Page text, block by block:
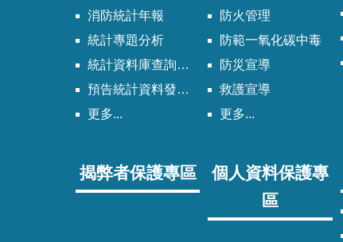
消防統計年報
統計專題分析
統計資料庫查詢系統
預告統計資料發布時間表
更多...
防火管理
防範一氧化碳中毒
防災宣導
救護宣導
更多...
揭弊者保護專區
個人資料保護專
區